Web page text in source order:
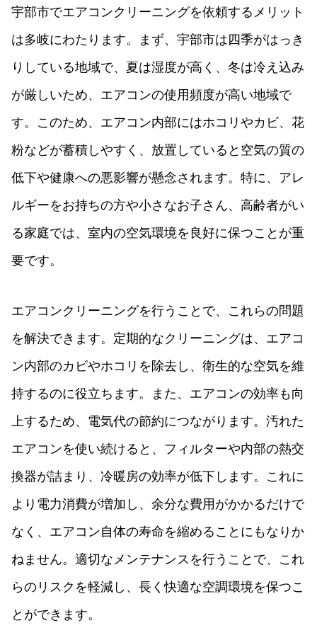
宇部市でエアコンクリーニングを依頼するメリット
は多岐にわたります。まず、宇部市は四季がはっき
りしている地域で、夏は湿度が高く、冬は冷え込み
が厳しいため、エアコンの使用頻度が高い地域で
す。このため、エアコン内部にはホコリやカビ、花
粉などが蓄積しやすく、放置していると空気の質の
低下や健康への悪影響が懸念されます。特に、アレ
ルギーをお持ちの方や小さなお子さん、高齢者がい
る家庭では、室内の空気環境を良好に保つことが重
要です。
エアコンクリーニングを行うことで、これらの問題
を解決できます。定期的なクリーニングは、エアコ
ン内部のカビやホコリを除去し、衛生的な空気を維
持するのに役立ちます。また、エアコンの効率も向
上するため、電気代の節約につながります。汚れた
エアコンを使い続けると、フィルターや内部の熱交
換器が詰まり、冷暖房の効率が低下します。これに
より電力消費が増加し、余分な費用がかかるだけで
なく、エアコン自体の寿命を縮めることにもなりか
ねません。適切なメンテナンスを行うことで、これ
らのリスクを軽減し、長く快適な空調環境を保つこ
とができます。